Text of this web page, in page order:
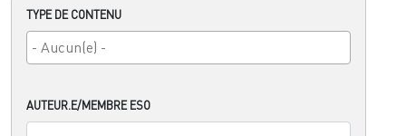
TYPE DE CONTENU
AUTEUR.E/MEMBRE ESO